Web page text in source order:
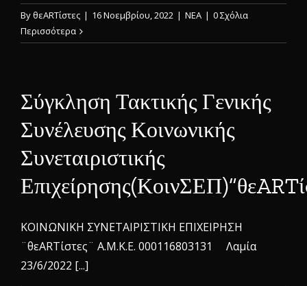
ByθεARTίστες | 16 Νοεμβρίου, 2022 | ΝΕΑ | 0 Σχόλια
Περισσότερα
Σύγκληση Τακτικής Γενικής
Συνέλευσης Κοινωνικής
Συνεταιριστικής
ΚΟΙΝΩΝΙΚΗ ΣΥΝΕΤΑΙΡΙΣΤΙΚΗ ΕΠΙΧΕΙΡΗΣΗ
¨θεARTίστες¨ Α.Μ.Κ.Ε. 000116803131 Λαμία
23/6/2022 [...]